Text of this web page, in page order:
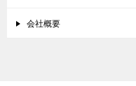
会社概要